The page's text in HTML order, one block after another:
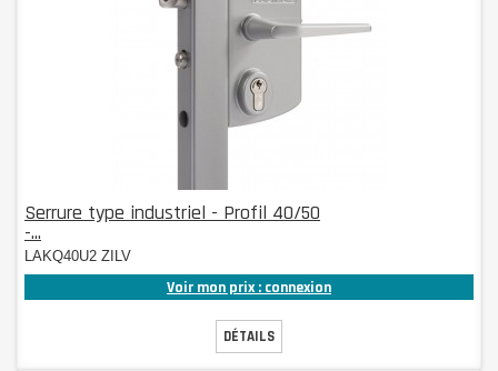
Serrure type industriel - Profil 40/50
-...
LAKQ40U2 ZILV
Voir mon prix : connexion
DÉTAILS